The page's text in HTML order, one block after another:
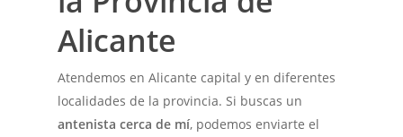
Alicante
Atendemos en Alicante capital y en diferentes
localidades de la provincia. Si buscas un
antenista cerca de mí, podemos enviarte el